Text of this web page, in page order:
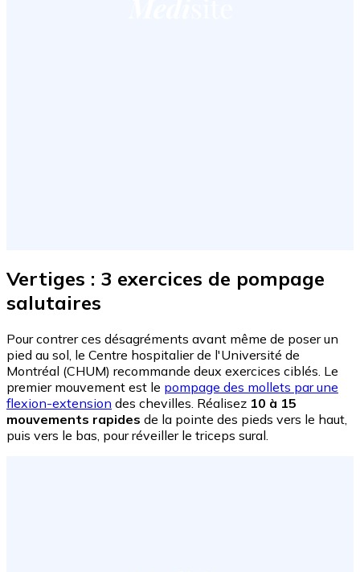
Vertiges : 3 exercices de pompage
salutaires
Pour contrer ces désagréments avant même de poser un
pied au sol, le Centre hospitalier de l'Université de
Montréal (CHUM) recommande deux exercices ciblés. Le
premier mouvement est le pompage des mollets par une
flexion-extension des chevilles. Réalisez 10 à 15
mouvements rapides de la pointe des pieds vers le haut,
puis vers le bas, pour réveiller le triceps sural.